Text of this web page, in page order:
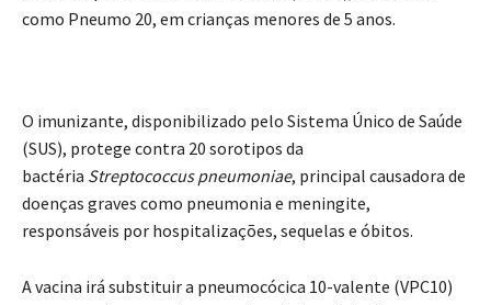
como Pneumo 20, em crianças menores de 5 anos.
O imunizante, disponibilizado pelo Sistema Único de Saúde
(SUS), protege contra 20 sorotipos da
bactéria Streptococcus pneumoniae, principal causadora de
doenças graves como pneumonia e meningite,
responsáveis por hospitalizações, sequelas e óbitos.
A vacina irá substituir a pneumocócica 10-valente (VPC10)